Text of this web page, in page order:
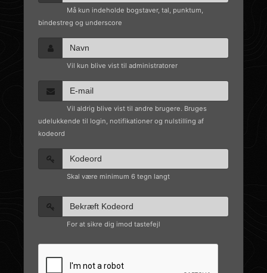
Må kun indeholde bogstaver, tal, punktum,
bindestreg og underscore
Vil kun blive vist til administratorer
Vil aldrig blive vist til andre brugere. Bruges
udelukkende til login, notifikationer og nulstilling af
kodeord
Skal være minimum 6 tegn langt
For at sikre dig imod tastefejl